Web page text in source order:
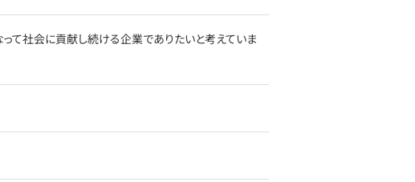
って社会に貢献し続ける企業でありたいと考えていま